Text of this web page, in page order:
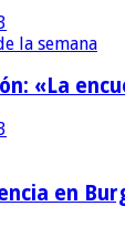
«La
en